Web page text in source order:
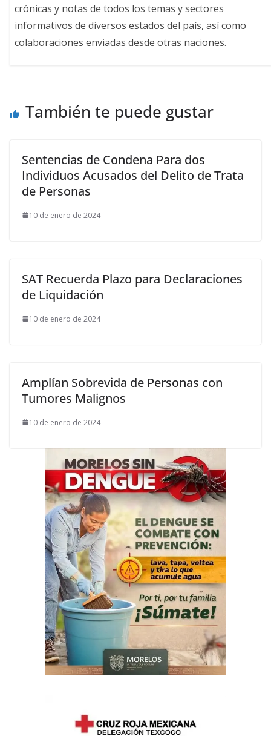
crónicas y notas de todos los temas y sectores
informativos de diversos estados del país, así como
colaboraciones enviadas desde otras naciones.
También te puede gustar
Sentencias de Condena Para dos
Individuos Acusados del Delito de Trata
de Personas
10 de enero de 2024
SAT Recuerda Plazo para Declaraciones
de Liquidación
10 de enero de 2024
Amplían Sobrevida de Personas con
Tumores Malignos
10 de enero de 2024